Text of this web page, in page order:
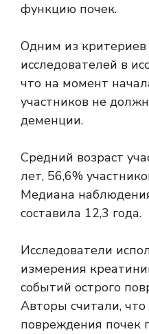
функцию почек.
Одним из
исследователей в
что на момент
участников не
деменции.
Средний возраст
лет, 56,6%
Медиана
составила 12,3 года.
Исследователи
измерения
событий острого
Авторы считали, что
повреждения почек